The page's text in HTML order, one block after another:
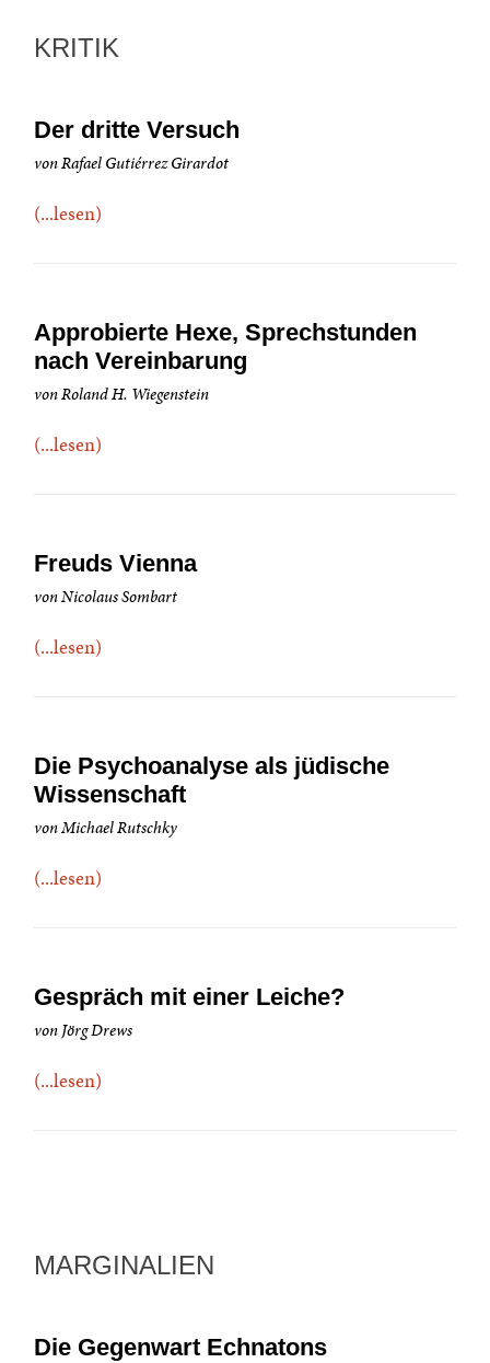
KRITIK
Der dritte Versuch
von Rafael Gutiérrez Girardot
(...lesen)
Approbierte Hexe, Sprechstunden
nach Vereinbarung
von Roland H. Wiegenstein
(...lesen)
Freuds Vienna
von Nicolaus Sombart
(...lesen)
Die Psychoanalyse als jüdische
Wissenschaft
von Michael Rutschky
(...lesen)
Gespräch mit einer Leiche?
von Jörg Drews
(...lesen)
MARGINALIEN
Die Gegenwart Echnatons